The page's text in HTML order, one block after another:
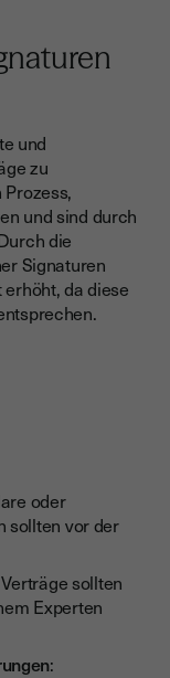
und
zu
und sind durch
die
Signaturen
da diese
oder
sollten vor der
sollten
Experten
: